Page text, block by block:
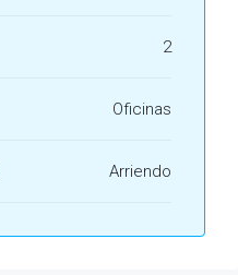
2
Oficinas
Arriendo